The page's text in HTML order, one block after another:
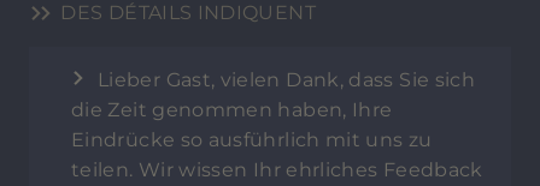
DES DÉTAILS INDIQUENT
Lieber Gast, vielen Dank, dass Sie sich
die Zeit genommen haben, Ihre
Eindrücke so ausführlich mit uns zu
teilen. Wir wissen Ihr ehrliches Feedback